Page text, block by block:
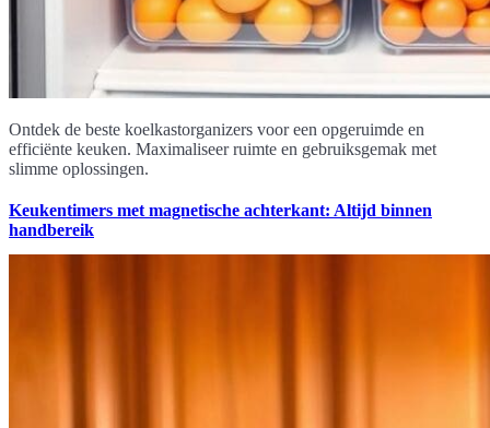
Ontdek de beste koelkastorganizers voor een opgeruimde en
efficiënte keuken. Maximaliseer ruimte en gebruiksgemak met
slimme oplossingen.
Keukentimers met magnetische achterkant: Altijd binnen
handbereik